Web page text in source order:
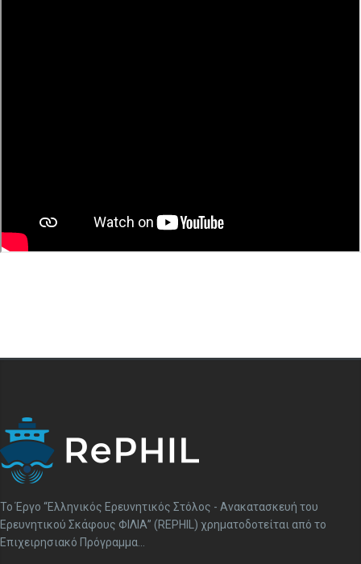
To Έργο “Ελληνικός Ερευνητικός Στόλος - Ανακατασκευή του
Ερευνητικού Σκάφους ΦΙΛΙΑ” (REPHIL) χρηματοδοτείται από το
Επιχειρησιακό Πρόγραμμα...